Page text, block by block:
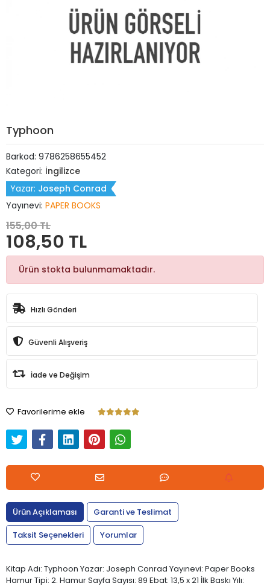
Typhoon
Barkod: 9786258655452
Kategori: İngilizce
Yazar: Joseph Conrad
Yayınevi: PAPER BOOKS
155,00 TL
108,50 TL
Ürün stokta bulunmamaktadır.
Hızlı Gönderi
Güvenli Alışveriş
İade ve Değişim
Favorilerime ekle
Ürün Açıklaması
Garanti ve Teslimat
Taksit Seçenekleri
Yorumlar
Kitap Adı: Typhoon Yazar: Joseph Conrad Yayınevi: Paper Books
Hamur Tipi: 2. Hamur Sayfa Sayısı: 89 Ebat: 13,5 x 21 İlk Baskı Yılı: